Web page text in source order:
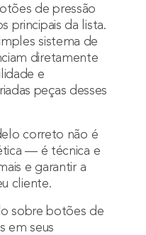
de pressão
principais da lista.
sistema de
diretamente
e
peças desses
correto não é
— é técnica e
e garantir a
cliente.
sobre botões de
em seus